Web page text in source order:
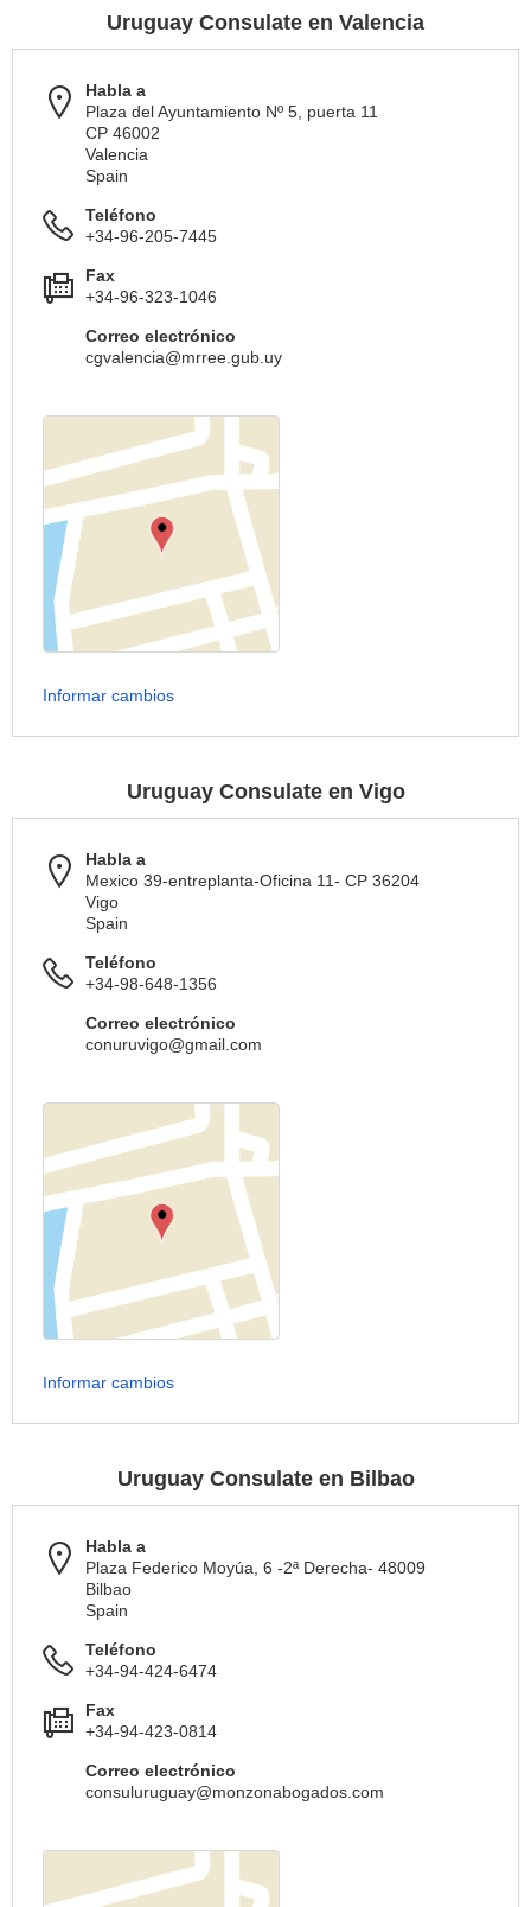
Uruguay Consulate en Valencia
Habla a
Plaza del Ayuntamiento Nº 5, puerta 11
CP 46002
Valencia
Spain
Teléfono
+34-96-205-7445
Fax
+34-96-323-1046
Correo electrónico
cgvalencia@mrree.gub.uy
Informar cambios
Uruguay Consulate en Vigo
Habla a
Mexico 39-entreplanta-Oficina 11- CP 36204
Vigo
Spain
Teléfono
+34-98-648-1356
Correo electrónico
conuruvigo@gmail.com
Informar cambios
Uruguay Consulate en Bilbao
Habla a
Plaza Federico Moyúa, 6 -2ª Derecha- 48009
Bilbao
Spain
Teléfono
+34-94-424-6474
Fax
+34-94-423-0814
Correo electrónico
consuluruguay@monzonabogados.com